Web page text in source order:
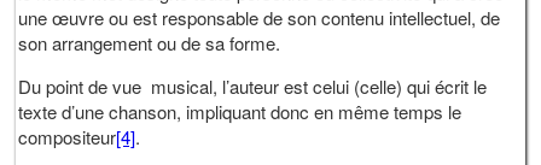
une œuvre ou est responsable de son contenu intellectuel, de
son arrangement ou de sa forme.
Du point de vue musical, l’auteur est celui (celle) qui écrit le
texte d’une chanson, impliquant donc en même temps le
compositeur[4].